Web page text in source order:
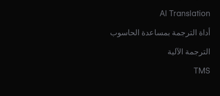
AI Translation
أداة الترجمة بمساعدة الحاسوب
الترجمة الآلية
TMS